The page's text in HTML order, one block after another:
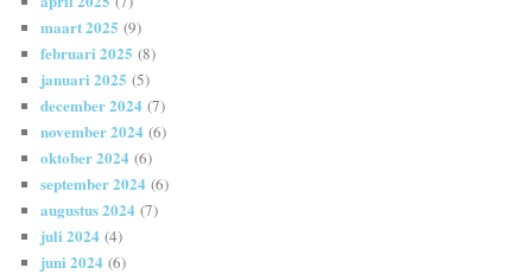
maart 2025 (9)
februari 2025 (8)
januari 2025 (5)
december 2024 (7)
november 2024 (6)
oktober 2024 (6)
september 2024 (6)
augustus 2024 (7)
juli 2024 (4)
juni 2024 (6)